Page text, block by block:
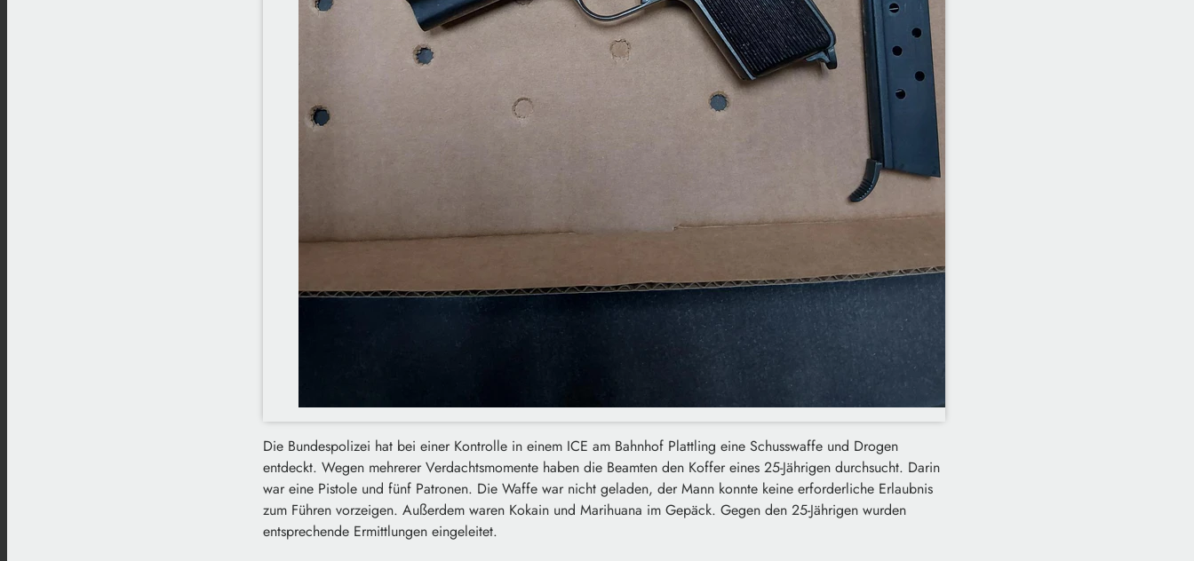
Die Bundespolizei hat bei einer Kontrolle in einem ICE am Bahnhof Plattling eine Schusswaffe und Drogen
entdeckt. Wegen mehrerer Verdachtsmomente haben die Beamten den Koffer eines 25-Jährigen durchsucht. Darin
war eine Pistole und fünf Patronen. Die Waffe war nicht geladen, der Mann konnte keine erforderliche Erlaubnis
zum Führen vorzeigen. Außerdem waren Kokain und Marihuana im Gepäck. Gegen den 25-Jährigen wurden
entsprechende Ermittlungen eingeleitet.